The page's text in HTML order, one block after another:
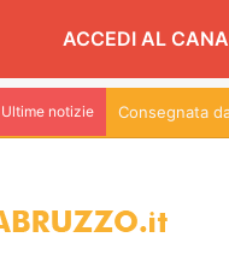
ACCEDI AL
Ultime notizie Consegnata